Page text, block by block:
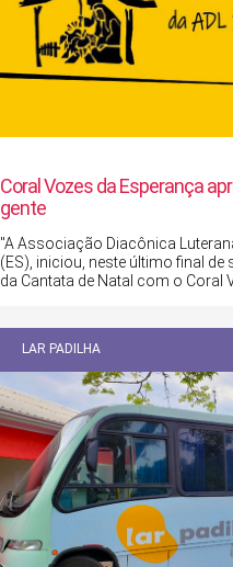
Coral Vozes da Esperança
gente
"A Associação Diacônica
(ES), iniciou, neste último final
da Cantata de Natal com o Coral
LAR PADILHA